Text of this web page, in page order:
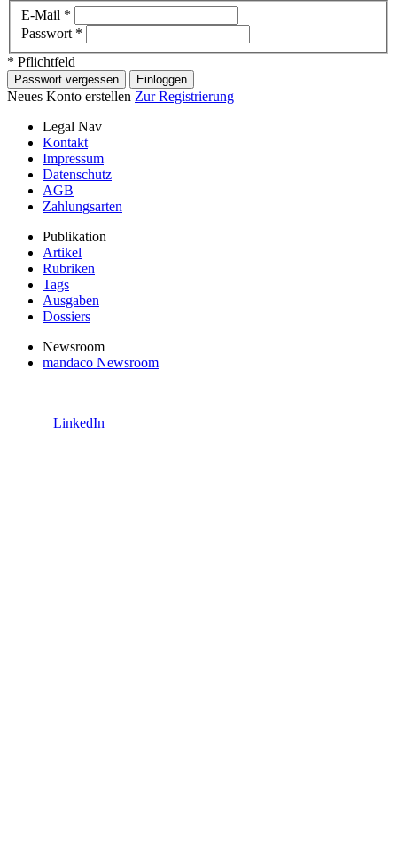
E-Mail *
Passwort *
* Pflichtfeld
Passwort vergessen Einloggen
Neues Konto erstellen Zur Registrierung
Legal Nav
Kontakt
Impressum
Datenschutz
AGB
Zahlungsarten
Publikation
Artikel
Rubriken
Tags
Ausgaben
Dossiers
Newsroom
mandaco Newsroom
LinkedIn